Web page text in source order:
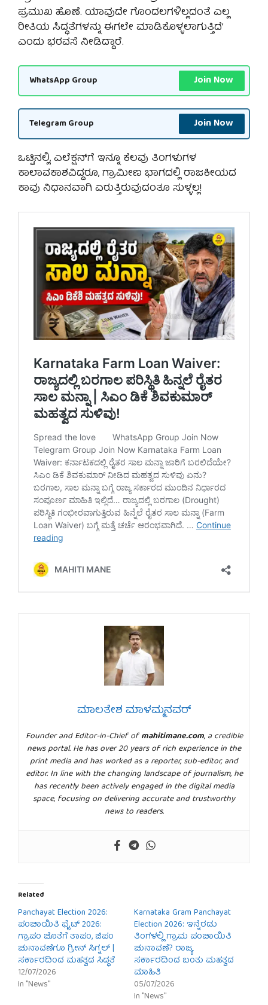
ಪ್ರಮುಖ ಹೊಣೆ. ಯಾವುದೇ ಗೊಂದಲಗಳಿಲ್ಲದಂತೆ ಎಲ್ಲ
ರೀತಿಯ ಸಿದ್ಧತೆಗಳನ್ನು ಈಗಲೇ ಮಾಡಿಕೊಳ್ಳಲಾಗುತ್ತಿದೆ’
ಎಂದು ಭರವಸೆ ನೀಡಿದ್ದಾರೆ.
WhatsApp Group Join Now
Telegram Group Join Now
ಒಟ್ಟಿನಲ್ಲಿ, ಎಲೆಕ್ಷನ್‌ಗೆ ಇನ್ನೂ ಕೆಲವು ತಿಂಗಳುಗಳ
ಕಾಲಾವಕಾಶವಿದ್ದರೂ, ಗ್ರಾಮೀಣ ಭಾಗದಲ್ಲಿ ರಾಜಕೀಯದ
ಕಾವು ನಿಧಾನವಾಗಿ ಏರುತ್ತಿರುವುದಂತೂ ಸುಳ್ಳಲ್ಲ!
ಮಾಲತೇಶ ಮಾಳಮ್ಮನವರ್
Founder and Editor-in-Chief ofmahitimane.com, a credible
news portal. He has over 20 years of rich experience in the
print media and has worked as a reporter, sub-editor, and
editor. In line with the changing landscape of journalism, he
has recently been actively engaged in the digital media
space, focusing on delivering accurate and trustworthy
news to readers.
Related
Panchayat Election 2026:
ಪಂಚಾಯಿತಿ ಫೈಟ್ 2026:
ಗ್ರಾಪಂ ಜೊತೆಗೆ ತಾಪಂ, ಜಿಪಂ
ಚುನಾವಣೆಗೂ ಗ್ರೀನ್ ಸಿಗ್ನಲ್ |
ಸರ್ಕಾರದಿಂದ ಮಹತ್ವದ ಸಿದ್ಧತೆ
12/07/2026
In "News"
Karnataka Gram Panchayat
Election 2026: ಇನ್ನೆರಡು
ತಿಂಗಳಲ್ಲಿ ಗ್ರಾಮ ಪಂಚಾಯಿತಿ
ಚುನಾವಣೆ? ರಾಜ್ಯ
ಸರ್ಕಾರದಿಂದ ಬಂತು ಮಹತ್ವದ
ಮಾಹಿತಿ
05/07/2026
In "News"